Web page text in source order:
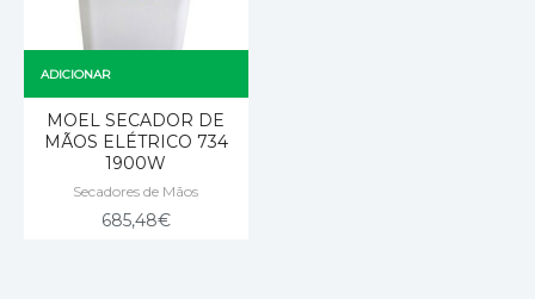
ADICIONAR
MOEL SECADOR DE
MÃOS ELÉTRICO 734
1900W
Secadores de Mãos
685,48€